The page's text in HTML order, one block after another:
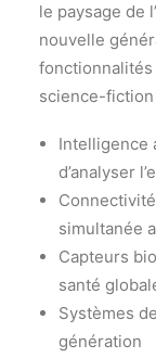
le paysage de
nouvelle
science-fiction
Intelligence
d’analyser
simultanée
Capteurs
santé
Systèmes
génération